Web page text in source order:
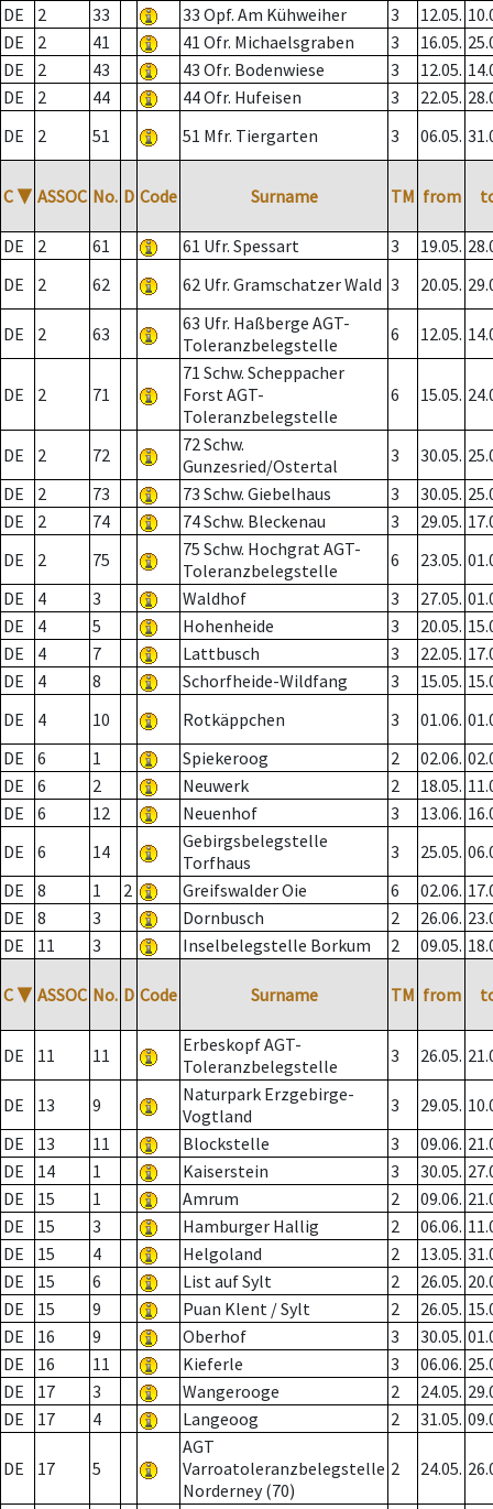
DE
2 33 33 Opf. Am Kühweiher 3 12.05.
DE
2 41 41 Ofr. Michaelsgraben 3 16.05.
DE
2 43 43 Ofr. Bodenwiese 3 12.05.
DE
2 44 44 Ofr. Hufeisen 3 22.05.
DE
2 51 51 Mfr. Tiergarten 3 06.05.
C ▼ ASSOC No. D Code Surname TM from
DE 2 61 61 Ufr. Spessart 3 19.05.
DE
2 62 62 Ufr. Gramschatzer Wald 3 20.05.
DE 2 63
63 Ufr. Haßberge AGT-
Toleranzbelegstelle
6 12.05.
DE 2 71
71 Schw. Scheppacher
Forst AGT-
Toleranzbelegstelle
6 15.05.
DE 2 72
72 Schw.
Gunzesried/Ostertal
3 30.05.
DE
2 73 73 Schw. Giebelhaus 3 30.05.
DE
2 74 74 Schw. Bleckenau 3 29.05.
DE
2 75
75 Schw. Hochgrat AGT-
Toleranzbelegstelle
6 23.05.
DE
4 3 Waldhof 3 27.05.
DE
4 5 Hohenheide 3 20.05.
DE
4 7 Lattbusch 3 22.05.
DE
4 8 Schorfheide-Wildfang 3 15.05.
DE
4 10 Rotkäppchen 3 01.06.
DE
6 1 Spiekeroog 2 02.06.
DE
6 2 Neuwerk 2 18.05.
DE
6 12 Neuenhof 3 13.06.
DE
6 14
Gebirgsbelegstelle
Torfhaus
3 25.05.
DE
8 1 2 Greifswalder Oie 6 02.06.
DE
8 3 Dornbusch 2 26.06.
DE
11 3 Inselbelegstelle Borkum 2 09.05.
C ▼ ASSOC No. D Code Surname TM from
DE 11 11
Erbeskopf AGT-
Toleranzbelegstelle
3 26.05.
DE 13 9
Naturpark Erzgebirge-
Vogtland
3 29.05.
DE
13 11 Blockstelle 3 09.06.
DE
14 1 Kaiserstein 3 30.05.
DE
15 1 Amrum 2 09.06.
DE
15 3 Hamburger Hallig 2 06.06.
DE
15 4 Helgoland 2 13.05.
DE
15 6 List auf Sylt 2 26.05.
DE
15 9 Puan Klent / Sylt 2 26.05.
DE
16 9 Oberhof 3 30.05.
DE
16 11 Kieferle 3 06.06.
DE
17 3 Wangerooge 2 24.05.
DE
17 4 Langeoog 2 31.05.
DE 17 5
AGT
Varroatoleranzbelegstelle
Norderney (70)
2 24.05.